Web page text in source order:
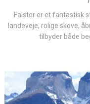
Falster er et fantastisk
landeveje, rolige skove,
tilbyder både